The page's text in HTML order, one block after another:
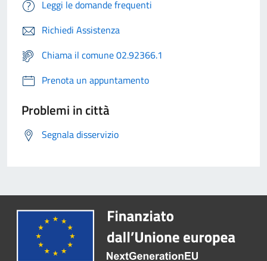
Leggi le domande frequenti
Richiedi Assistenza
Chiama il comune 02.92366.1
Prenota un appuntamento
Problemi in città
Segnala disservizio